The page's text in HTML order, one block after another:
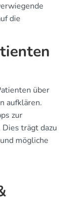
die
über
aufklären.
zur
trägt dazu
mögliche